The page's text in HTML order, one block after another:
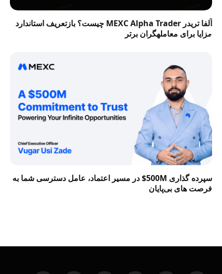
آلفا تریدر MEXC Alpha Trader چیست؟ بازتعریف استاندارد
مزایا برای معاملهگران برتر
سپرده گذاری 500M$ در مسیر اعتماد، عامل دسترسی شما به
فرصت‌ های بی‌پایان